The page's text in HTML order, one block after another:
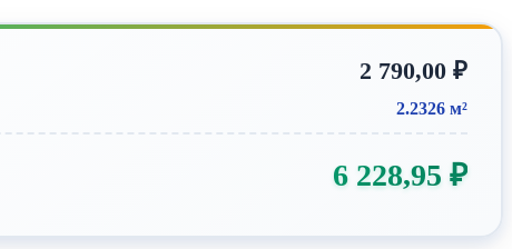
2 790,00 ₽
2.2326 м²
6 228,95 ₽